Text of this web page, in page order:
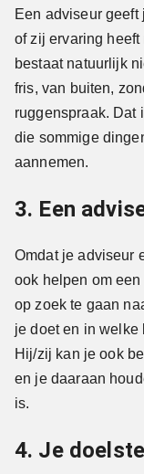
Een adviseur
of zij ervaring
bestaat natuurlijk
fris, van buiten,
ruggenspraak. Dat
die sommige
aannemen.
3. Een
Omdat je adviseur
ook helpen om
op zoek te gaan
je doet en in
Hij/zij kan je ook
en je daaraan
is.
4. Je